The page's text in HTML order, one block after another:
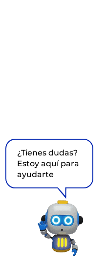
¿Tienes dudas?
Estoy aquí para
ayudarte